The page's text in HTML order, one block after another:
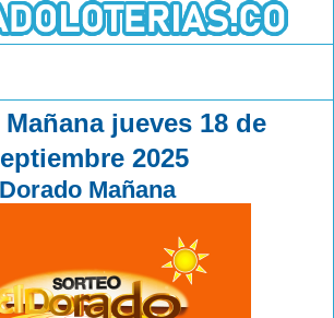
jueves 18 de
2025
Dorado Mañana